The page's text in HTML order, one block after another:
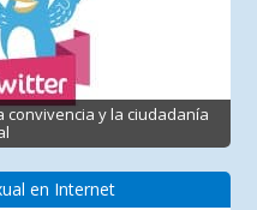
y la ciudadanía
en Internet